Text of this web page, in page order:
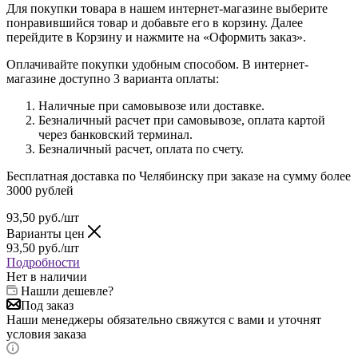
Для покупки товара в нашем интернет-магазине выберите
понравившийся товар и добавьте его в корзину. Далее
перейдите в Корзину и нажмите на «Оформить заказ».
Оплачивайте покупки удобным способом. В интернет-
магазине доступно 3 варианта оплаты:
Наличные при самовывозе или доставке.
Безналичный расчет при самовывозе, оплата картой
через банковский терминал.
Безналичный расчет, оплата по счету.
Бесплатная доставка по Челябинску при заказе на сумму более
3000 рублей
93,50 руб./шт
Варианты цен
93,50 руб./шт
Подробности
Нет в наличии
Нашли дешевле?
Под заказ
Наши менеджеры обязательно свяжутся с вами и уточнят
условия заказа